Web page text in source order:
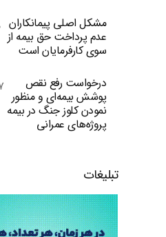
مشکل اصلی پیمانکاران
عدم پرداخت حق بیمه از
سوی کارفرمایان است
درخواست رفع نقص
پوشش بیمه‌ای و منظور
نمودن کلوز جنگ در بیمه
پروژه‌های عمرانی
تبلیغات